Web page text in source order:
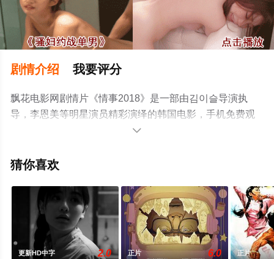
剧情介绍 我要评分
飘花电影网剧情片《情事2018》是一部由김이슬导演执
导，李恩美等明星演员精彩演绎的韩国电影，手机免费观
看高清无删减完整版电影就上飘花影院，更多相关信息可

猜你喜欢
更新HD中字 2.0 正片 6.0 正片